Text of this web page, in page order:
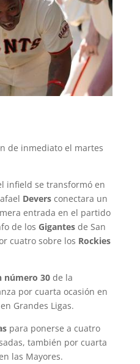
de inmediato el martes
infield se transformó en
Deversconectara un
entrada en el partido
de los Gigantesde San
cuatro sobre los Rockies
número 30de la
por cuarta ocasión en
Grandes Ligas.
para ponerse a cuatro
también por cuarta
las Mayores.